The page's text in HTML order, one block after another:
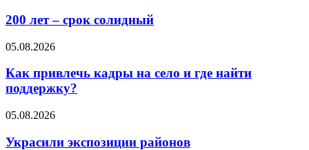
200 лет – срок солидный
05.08.2026
Как привлечь кадры на село и где найти
поддержку?
05.08.2026
Украсили экспозиции районов